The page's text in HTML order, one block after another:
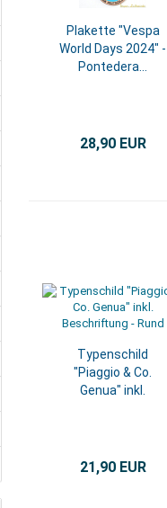
Plakette "Vespa
World Days 2024" -
Pontedera...
28,90 EUR
Typenschild
"Piaggio & Co.
Genua" inkl.
21,90 EUR